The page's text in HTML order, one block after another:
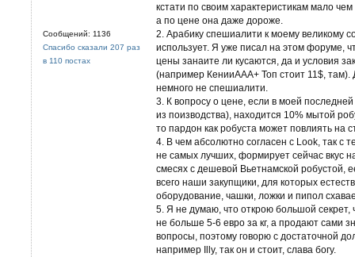
Сообщений: 1136
Спасибо сказали 207 раз
в 110 постах
кстати по своим характеристикам мало
а по цене она даже дороже.
2. Арабику спешиалити к моему великому
использует. Я уже писал на этом форуме,
цены занаите ли кусаются, да и условия
(например КенииААА+ Топ стоит 11$,
немного не спешиалити.
3. К вопросу о цене, если в моей
из поизводства), находится 10% мытой
то пардон как робуста может повлиять на
4. В чем абсолютно согласен с Look, так с
не самых лучших, формирует сейчас вкус
смесях с дешевой Вьетнамской робустой,
всего наши закупщики, для которых
оборудование, чашки, ложки и пипол
5. Я не думаю, что открою большой секрет,
не больше 5-6 евро за кг, а продают сами
вопросы, поэтому говорю с достаточной
например Illy, так он и стоит, слава богу.